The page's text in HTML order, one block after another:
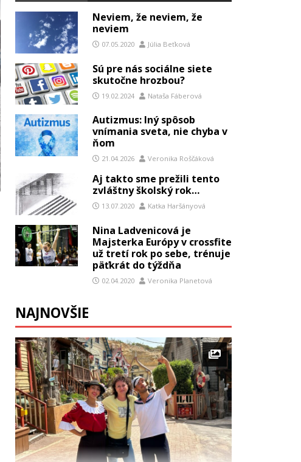
Neviem, že neviem, že
neviem
07.05.2020 Júlia Beťková
Sú pre nás sociálne siete
skutočne hrozbou?
19.02.2024 Nataša Fáberová
Autizmus: Iný spôsob
vnímania sveta, nie chyba v
ňom
21.04.2026 Veronika Roščáková
Aj takto sme prežili tento
zvláštny školský rok…
13.07.2020 Katka Haršányová
Nina Ladvenicová je
Majsterka Európy v crossfite
už tretí rok po sebe, trénuje
päťkrát do týždňa
02.04.2020 Veronika Planetová
NAJNOVŠIE